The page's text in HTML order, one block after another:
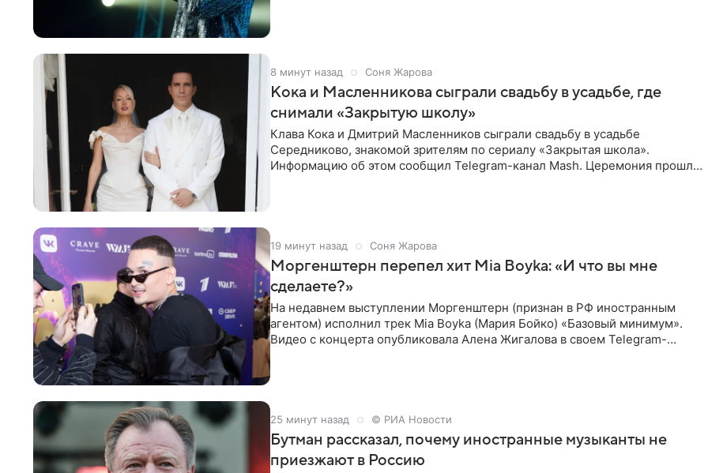
8 минут назад Соня Жарова
Кока и Масленникова сыграли свадьбу в усадьбе, где
снимали «Закрытую школу»
Клава Кока и Дмитрий Масленников сыграли свадьбу в усадьбе
Середниково, знакомой зрителям по сериалу «Закрытая школа».
Информацию об этом сообщил Telegram-канал Mash. Церемония прошла
19 минут назад Соня Жарова
Моргенштерн перепел хит Mia Boyka: «И что вы мне
сделаете?»
На недавнем выступлении Моргенштерн (признан в РФ иностранным
агентом) исполнил трек Mia Boyka (Мария Бойко) «Базовый минимум».
Видео с концерта опубликовала Алена Жигалова в своем Telegram-
25 минут назад © РИА Новости
Бутман рассказал, почему иностранные музыканты не
приезжают в Россию